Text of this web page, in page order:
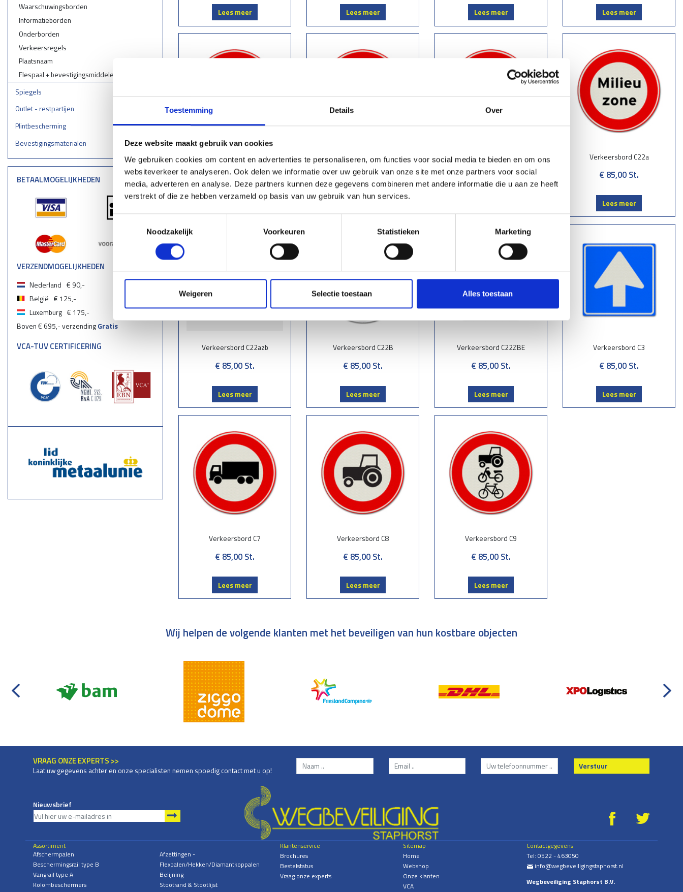
Toestemming Details Over
Deze website maakt gebruik van cookies
We gebruiken cookies om content en advertenties te personaliseren, om functies voor social media te bieden en om ons
websiteverkeer te analyseren. Ook delen we informatie over uw gebruik van onze site met onze partners voor social
media, adverteren en analyse. Deze partners kunnen deze gegevens combineren met andere informatie die u aan ze heeft
verstrekt of die ze hebben verzameld op basis van uw gebruik van hun services.
Toestemmingsselectie
Noodzakelijk
Voorkeuren Statistieken Marketing
Weigeren Selectie toestaan Alles toestaan
Waarschuwingsborden
Informatieborden
Onderborden
Verkeersregels
Plaatsnaam
Flespaal + bevestigingsmiddelen
Spiegels
Outlet - restpartijen
Plintbescherming
Bevestigingsmaterialen
BETAALMOGELIJKHEDEN
VERZENDMOGELIJKHEDEN
Nederland € 90,-
België € 125,-
Luxemburg € 175,-
Boven € 695,- verzendingGratis
VCA-TUV CERTIFICERING
Lees meer Lees meer Lees meer Lees meer
Verkeersbord C20
€ 85,00St.
Verkeersbord C21
€ 85,00St.
Verkeersbord C22
€ 85,00St.
Verkeersbord C22a
€ 85,00 St.
Lees meer
Verkeersbord C22azb
€ 85,00 St.
Lees meer
Verkeersbord C22B
€ 85,00 St.
Lees meer
Verkeersbord C22ZBE
€ 85,00 St.
Lees meer
Verkeersbord C3
€ 85,00 St.
Lees meer
Verkeersbord C7
€ 85,00 St.
Lees meer
Verkeersbord C8
€ 85,00 St.
Lees meer
Verkeersbord C9
€ 85,00 St.
Lees meer
Wij helpen de volgende klanten met het beveiligen van hun kostbare objecten
VRAAG ONZE EXPERTS >>
Laat uw gegevens achter en onze specialisten nemen spoedig contact met u op! Verstuur
Nieuwsbrief
g *
Assortiment
Afschermpalen
Beschermingsrail type B
Vangrail type A
Kolombeschermers
Afzettingen -
Flexpalen/Hekken/Diamantkoppalen
Belijning
Stootrand & Stootlijst
Klantenservice
Brochures
Bestelstatus
Vraag onze experts
Sitemap
Home
Webshop
Onze klanten
VCA
Contactgegevens
Tel:0522 - 463050
% info@wegbeveiligingstaphorst.nl
Wegbeveiliging Staphorst B.V.